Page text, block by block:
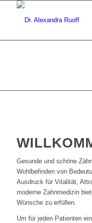
Gesunde und schöne
Wohlbefinden von
Ausdruck für Vitalität,
moderne Zahnmedizin
Wünsche zu erfüllen.
Um für jeden Patienten